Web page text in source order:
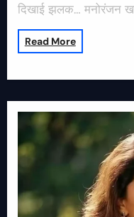
दिखाई झलक… मनोरंजन
Read More